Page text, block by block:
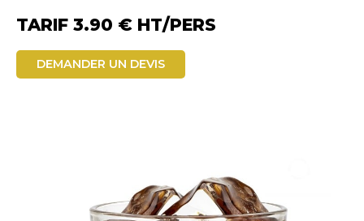
TARIF 3.90 € HT/PERS
DEMANDER UN DEVIS